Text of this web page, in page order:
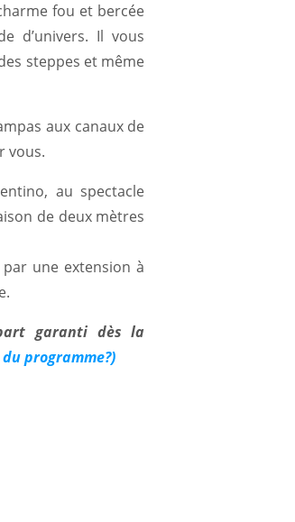
fou et bercée
d’univers. Il vous
steppes et même
aux canaux de
vous.
au spectacle
de deux mètres
une extension à
garanti dès la
programme?)